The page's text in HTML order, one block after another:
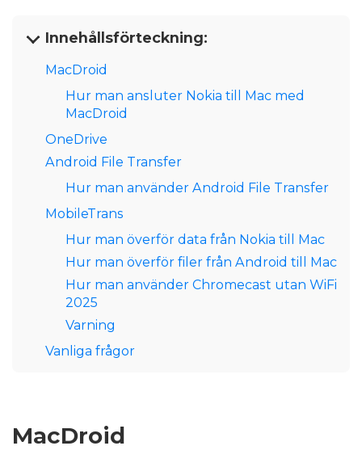
Innehållsförteckning:
MacDroid
Hur man ansluter Nokia till Mac med
MacDroid
OneDrive
Android File Transfer
Hur man använder Android File Transfer
MobileTrans
Hur man överför data från Nokia till Mac
Hur man överför filer från Android till Mac
Hur man använder Chromecast utan WiFi
2025
Varning
Vanliga frågor
MacDroid